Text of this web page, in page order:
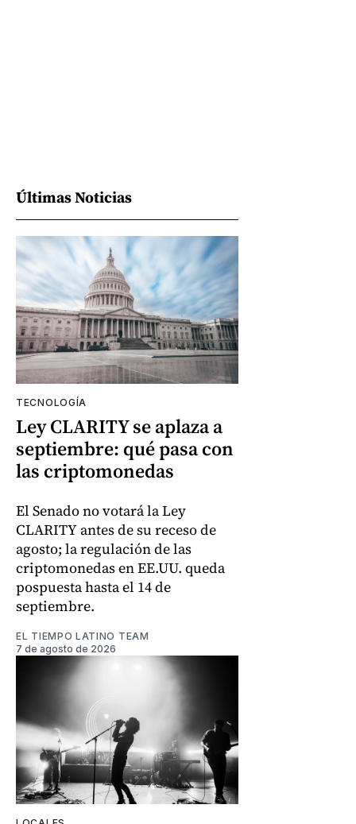
Últimas Noticias
TECNOLOGÍA
Ley CLARITY se aplaza a
septiembre: qué pasa con
las criptomonedas
El Senado no votará la Ley
CLARITY antes de su receso de
agosto; la regulación de las
criptomonedas en EE.UU. queda
pospuesta hasta el 14 de
septiembre.
EL TIEMPO LATINO TEAM
7 de agosto de 2026